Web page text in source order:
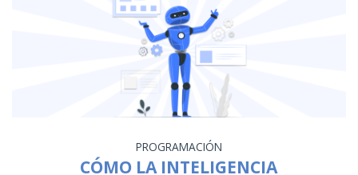
PROGRAMACIÓN
CÓMO LA INTELIGENCIA